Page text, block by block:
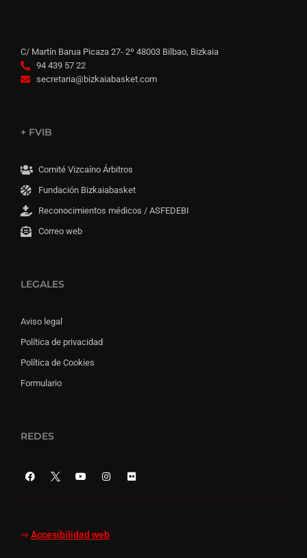
C/ Martín Barua Picaza 27- 2º 48003 Bilbao, Bizkaia
94 439 57 22
secretaria@bizkaiabasket.com
+ FVIB
Comité Vizcaíno Árbitros
Fundación Bizkaiabasket
Reconocimientos médicos / ASFEDEBI
Correo web
LEGALES
Aviso legal
Política de privacidad
Política de Cookies
Formulario
REDES
⇒ Accesibilidad web